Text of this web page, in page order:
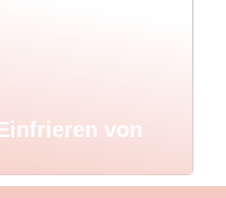
von